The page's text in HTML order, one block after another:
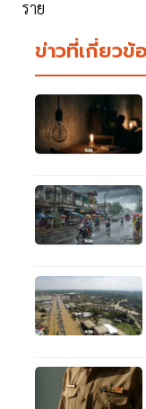
ราย
ข่าวที่เกี่ยวข้